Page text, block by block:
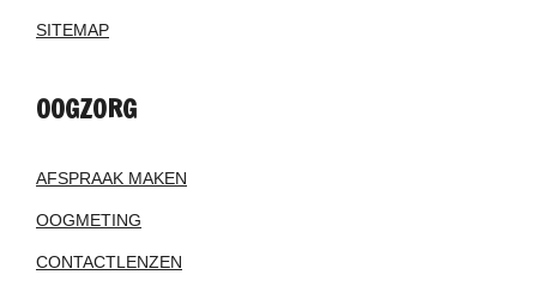
SITEMAP
OOGZORG
AFSPRAAK MAKEN
OOGMETING
CONTACTLENZEN